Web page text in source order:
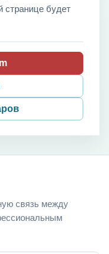
странице будет
связь между